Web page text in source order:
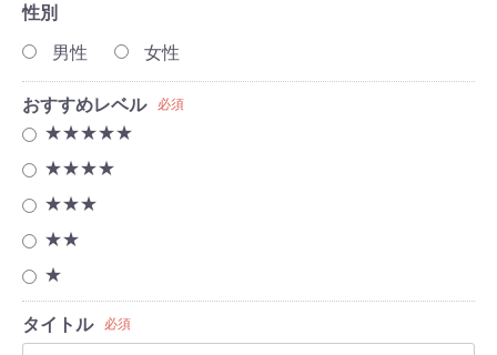
性別
男性
女性
おすすめレベル 必須
★★★★★
★★★★
★★★
★★
★
タイトル 必須